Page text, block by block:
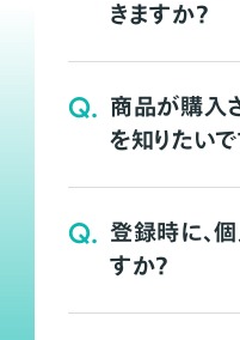
きますか？
Q. 商品が購入
を知りたい
Q. 登録時に、
すか？